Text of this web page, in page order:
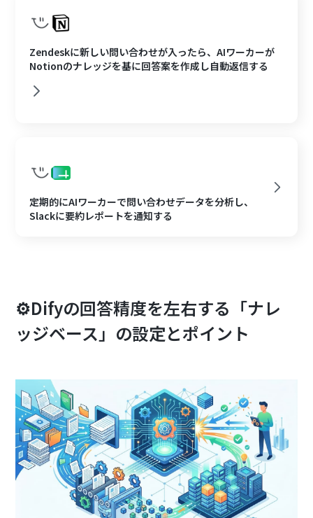
Zendeskに新しい問い合わせが入ったら、AIワーカーが
Notionのナレッジを基に回答案を作成し自動返信する
定期的にAIワーカーで問い合わせデータを分析し、
Slackに要約レポートを通知する
⚙️Difyの回答精度を左右する「ナレ
ッジベース」の設定とポイント